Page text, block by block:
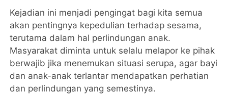
Kejadian ini menjadi pengingat bagi kita semua
akan pentingnya kepedulian terhadap sesama,
terutama dalam hal perlindungan anak.
Masyarakat diminta untuk selalu melapor ke pihak
berwajib jika menemukan situasi serupa, agar bayi
dan anak-anak terlantar mendapatkan perhatian
dan perlindungan yang semestinya.